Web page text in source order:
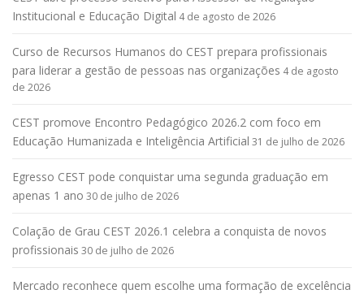
Institucional e Educação Digital 4 de agosto de 2026
Curso de Recursos Humanos do CEST prepara profissionais
para liderar a gestão de pessoas nas organizações 4 de agosto
de 2026
CEST promove Encontro Pedagógico 2026.2 com foco em
Educação Humanizada e Inteligência Artificial 31 de julho de 2026
Egresso CEST pode conquistar uma segunda graduação em
apenas 1 ano 30 de julho de 2026
Colação de Grau CEST 2026.1 celebra a conquista de novos
profissionais 30 de julho de 2026
Mercado reconhece quem escolhe uma formação de excelência